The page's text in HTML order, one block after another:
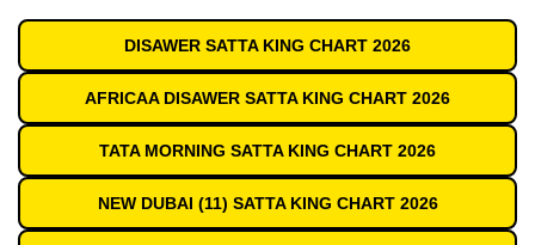
DISAWER SATTA KING CHART 2026
AFRICAA DISAWER SATTA KING CHART 2026
TATA MORNING SATTA KING CHART 2026
NEW DUBAI (11) SATTA KING CHART 2026